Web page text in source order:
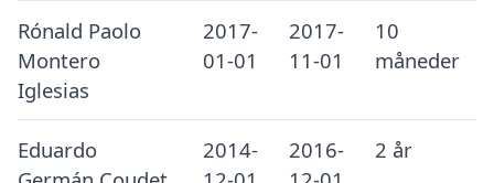
Rónald Paolo
Montero
Iglesias
2017-
01-01
2017-
11-01
10
måneder
Eduardo
2014-
2016-
2 år